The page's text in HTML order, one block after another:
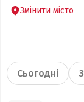
Змінити місто
Сьогодні